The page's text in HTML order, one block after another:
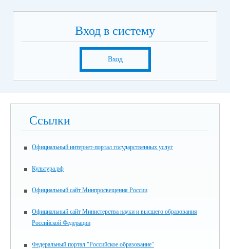
Вход в систему
Вход
Ссылки
Официальный интернет-портал государственных услуг
Культура.рф
Официальный сайт Минпросвещения России
Официальный сайт Министерства науки и высшего образования
Российской Федерации
Федеральный портал "Российское образование"